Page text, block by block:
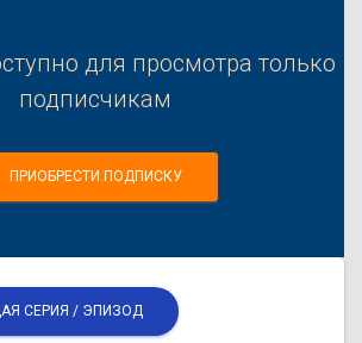
для просмотра только
подписчикам
ПРИОБРЕСТИ ПОДПИСКУ
СЕРИЯ / ЭПИЗОД